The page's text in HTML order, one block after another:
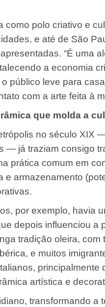
como polo criativo e
e até de São
“É uma
a economia
público leve para
com a arte feita à
que molda a
no século XIX
— já traziam consigo
prática comum em
e armazenamento
por exemplo, havia
depois influenciou a
tradição oleira,
e muitos
principalmente
artística e
transformando a